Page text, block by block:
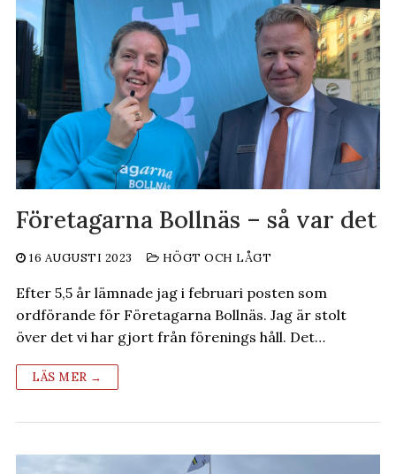
Företagarna Bollnäs – så var det
16 AUGUSTI 2023 HÖGT OCH LÅGT
Efter 5,5 år lämnade jag i februari posten som
ordförande för Företagarna Bollnäs. Jag är stolt
över det vi har gjort från förenings håll. Det…
LÄS MER →